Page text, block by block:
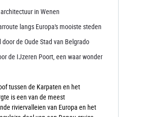
in Wenen
langs Europa's mooiste steden
door de Oude Stad van Belgrado
de IJzeren Poort, een waar wonder
tussen de Karpaten en het
is een van de meest
riviervalleien van Europa en het